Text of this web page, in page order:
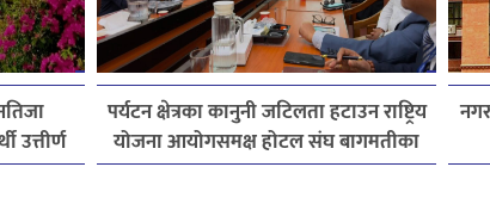
उत्तीर्ण
पर्यटन क्षेत्रका कानुनी जटिलता हटाउन राष्ट्रिय
योजना आयोगसमक्ष होटल संघ बागमतीका
पाँचबुँदे माग